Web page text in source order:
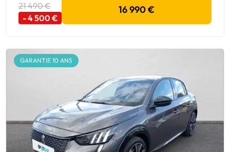
21 490 €
- 4 500 €
16 990 €
GARANTIE 10 ANS